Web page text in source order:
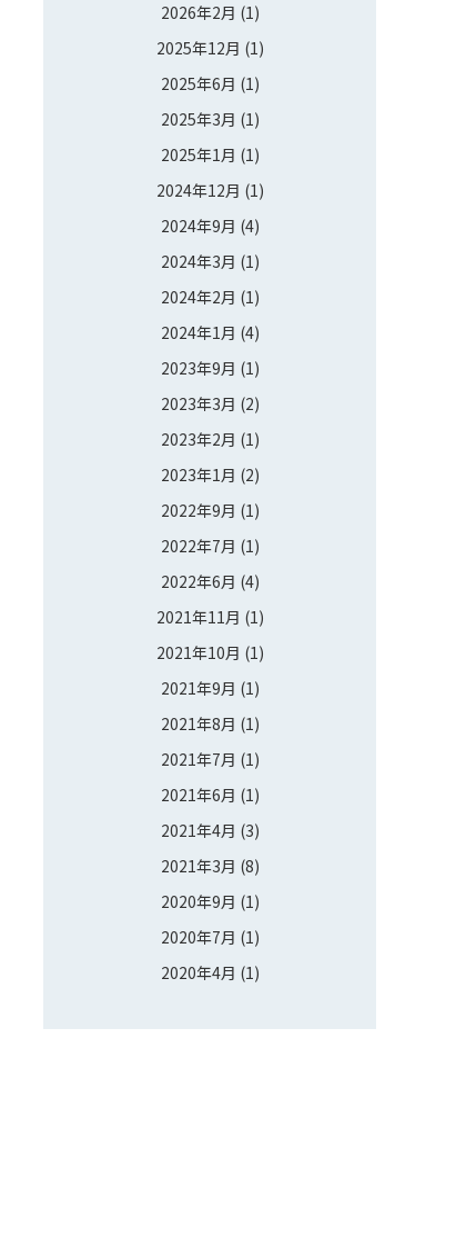
2026年2月 (1)
2025年12月 (1)
2025年6月 (1)
2025年3月 (1)
2025年1月 (1)
2024年12月 (1)
2024年9月 (4)
2024年3月 (1)
2024年2月 (1)
2024年1月 (4)
2023年9月 (1)
2023年3月 (2)
2023年2月 (1)
2023年1月 (2)
2022年9月 (1)
2022年7月 (1)
2022年6月 (4)
2021年11月 (1)
2021年10月 (1)
2021年9月 (1)
2021年8月 (1)
2021年7月 (1)
2021年6月 (1)
2021年4月 (3)
2021年3月 (8)
2020年9月 (1)
2020年7月 (1)
2020年4月 (1)